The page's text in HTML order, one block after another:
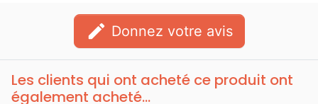
edit Donnez votre avis
Les clients qui ont acheté ce produit ont
également acheté...